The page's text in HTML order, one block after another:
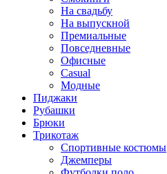
На свадьбу
На выпускной
Премиальные
Повседневные
Офисные
Casual
Модные
Пиджаки
Рубашки
Брюки
Трикотаж
Спортивные костюмы
Джемперы